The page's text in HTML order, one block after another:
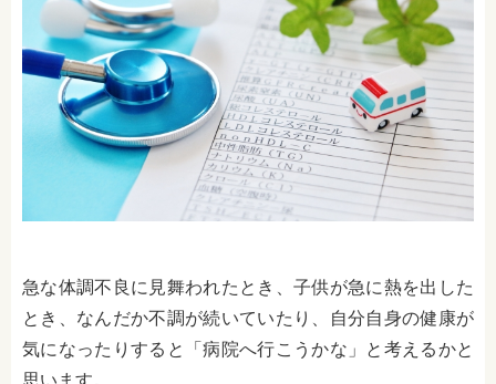
生活
急な体調不良に見舞われたとき、子供が急に熱を出した
とき、なんだか不調が続いていたり、
自分自身の健康が
気になったりすると「病院へ行こうかな」と考えるかと